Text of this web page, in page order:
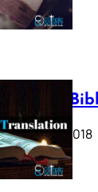
Webster
October 11, 2018